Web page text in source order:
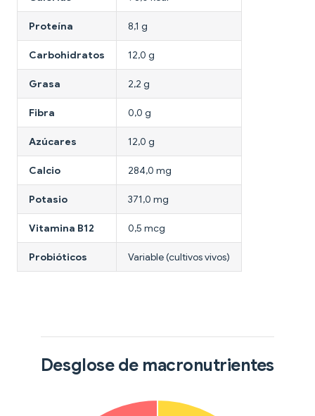
Proteína 8,1 g
Carbohidratos 12,0 g
Grasa 2,2 g
Fibra 0,0 g
Azúcares 12,0 g
Calcio 284,0 mg
Potasio 371,0 mg
Vitamina B12 0,5 mcg
Probióticos Variable (cultivos vivos)
Desglose de macronutrientes